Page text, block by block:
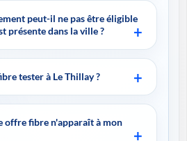
peut-il ne pas être éligible
présente dans la ville ?
tester à Le Thillay ?
offre fibre n'apparaît à mon